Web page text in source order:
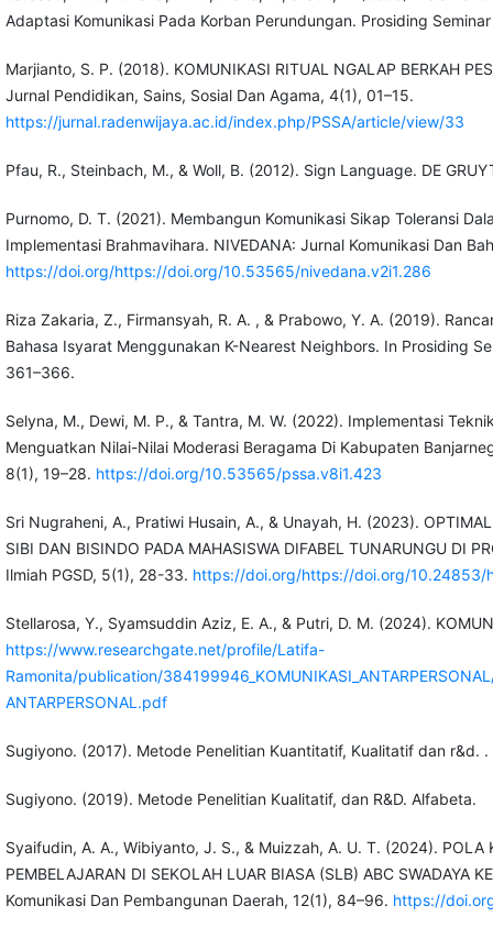
Adaptasi Komunikasi Pada Korban Perundungan. Prosiding
Marjianto, S. P. (2018). KOMUNIKASI RITUAL NGALAP BERKAH
Jurnal Pendidikan, Sains, Sosial Dan Agama, 4(1), 01–15.
https://jurnal.radenwijaya.ac.id/index.php/PSSA/article/view/33
Pfau, R., Steinbach, M., & Woll, B. (2012). Sign Language. DE
Purnomo, D. T. (2021). Membangun Komunikasi Sikap Toleransi
Implementasi Brahmavihara. NIVEDANA: Jurnal Komunikasi Dan
https://doi.org/https://doi.org/10.53565/nivedana.v2i1.286
Riza Zakaria, Z., Firmansyah, R. A. , & Prabowo, Y. A. (2019).
Bahasa Isyarat Menggunakan K-Nearest Neighbors. In Prosiding
361–366.
Selyna, M., Dewi, M. P., & Tantra, M. W. (2022). Implementasi
Menguatkan Nilai-Nilai Moderasi Beragama Di Kabupaten
8(1), 19–28. https://doi.org/10.53565/pssa.v8i1.423
Sri Nugraheni, A., Pratiwi Husain, A., & Unayah, H. (2023).
SIBI DAN BISINDO PADA MAHASISWA DIFABEL TUNARUNGU DI
Ilmiah PGSD, 5(1), 28-33. https://doi.org/https://doi.org/10.24853/
Stellarosa, Y., Syamsuddin Aziz, E. A., & Putri, D. M. (2024).
https://www.researchgate.net/profile/Latifa-
Ramonita/publication/
ANTARPERSONAL.pdf
Sugiyono. (2017). Metode Penelitian Kuantitatif, Kualitatif dan r&d. .
Sugiyono. (2019). Metode Penelitian Kualitatif, dan R&D. Alfabeta.
Syaifudin, A. A., Wibiyanto, J. S., & Muizzah, A. U. T. (2024). POLA
PEMBELAJARAN DI SEKOLAH LUAR BIASA (SLB) ABC SWADAYA
Komunikasi Dan Pembangunan Daerah, 12(1), 84–96. https://